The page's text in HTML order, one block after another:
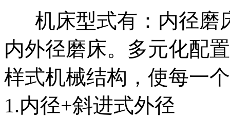
机床型式有：内径磨
内外径磨床。多元化配
样式机械结构，使每一
1.内径+斜进式外径